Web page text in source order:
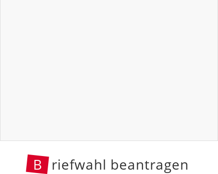
B riefwahl beantragen